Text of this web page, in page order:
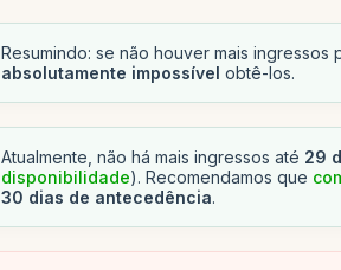
Resumindo: se não houver mais ingressos
absolutamente impossível obtê-los.
Atualmente, não há mais ingressos até 29
disponibilidade). Recomendamos que
30 dias de antecedência.